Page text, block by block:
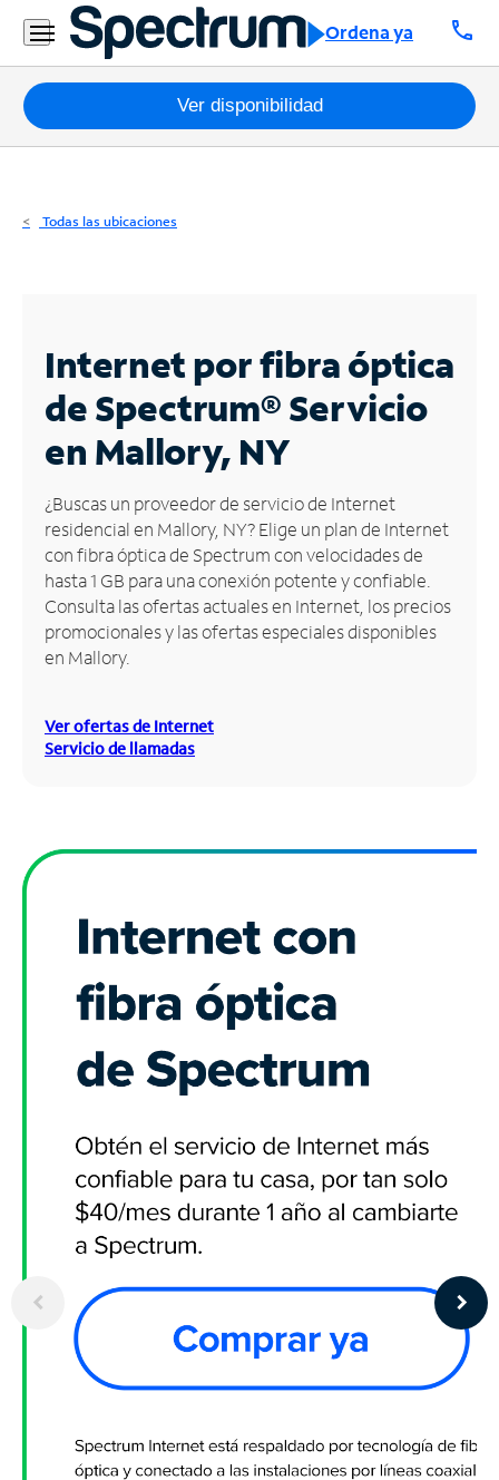
Ordena ya call
Residencial
Business
Paquetes
Internet
Business
Contáctanos
Inglés
Administrar
cuenta
Encuentra
una
tienda
Ver disponibilidad
Todas las ubicaciones
Internet por fibra óptica
de Spectrum®Servicio
en Mallory, NY
¿Buscas un proveedor de servicio de Internet
residencial en Mallory, NY? Elige un plan de Internet
con fibra óptica de Spectrum con velocidades de
hasta 1 GB para una conexión potente y confiable.
Consulta las ofertas actuales en Internet, los precios
promocionales y las ofertas especiales disponibles
en Mallory.
Ver ofertas de Internet
Servicio de llamadas